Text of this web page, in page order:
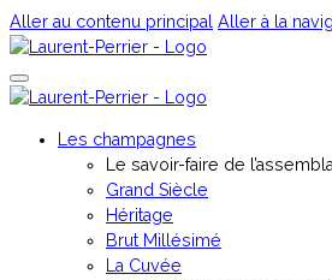
Aller au contenu principal Aller à la
Les champagnes
Le savoir-faire de
Grand Siècle
Héritage
Brut Millésimé
La Cuvée